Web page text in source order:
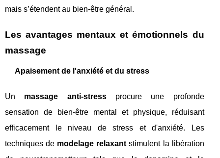
mais s’étendent au bien-être général.
Les avantages mentaux et émotionnels du
massage
Apaisement de l'anxiété et du stress
Un massage anti-stressprocure une profonde
sensation de bien-être mental et physique, réduisant
efficacement le niveau de stress et d'anxiété. Les
techniques de modelage relaxant stimulent la libération